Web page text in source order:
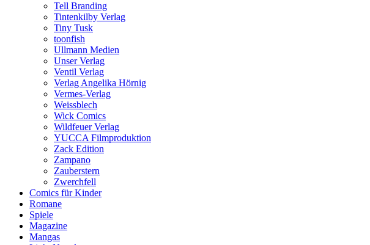
Tell Branding
Tintenkilby Verlag
Tiny Tusk
toonfish
Ullmann Medien
Unser Verlag
Ventil Verlag
Verlag Angelika Hörnig
Vermes-Verlag
Weissblech
Wick Comics
Wildfeuer Verlag
YUCCA Filmproduktion
Zack Edition
Zampano
Zauberstern
Zwerchfell
Comics für Kinder
Romane
Spiele
Magazine
Mangas